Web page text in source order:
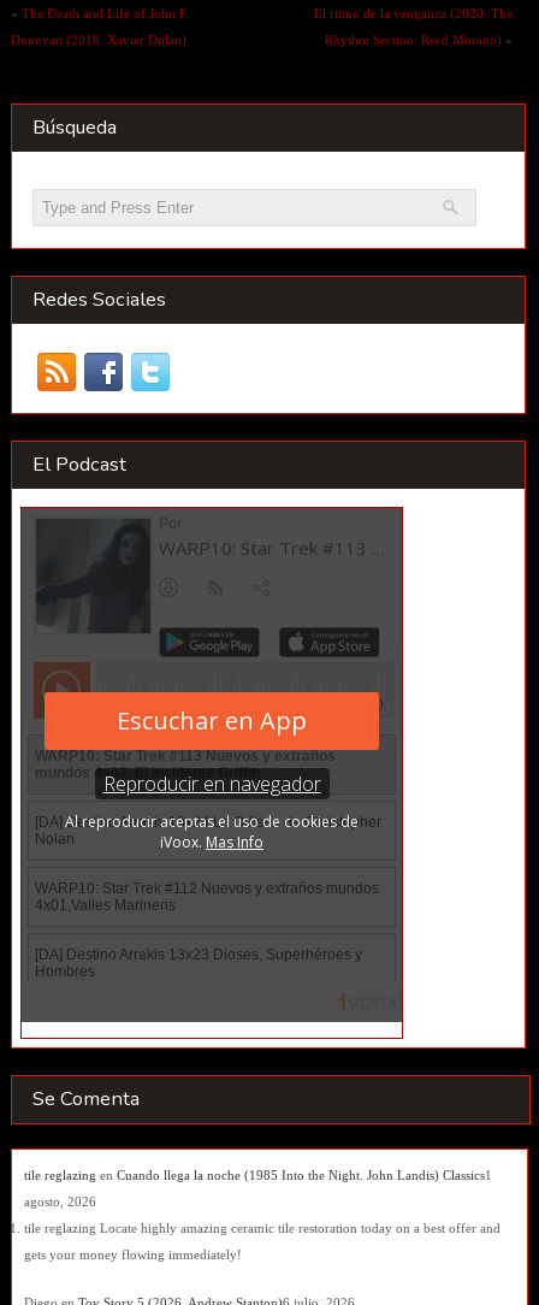
« The Death and Life of John F.
Donovan (2018. Xavier Dolan)
El ritmo de la venganza (2020. The
Rhythm Section. Reed Morano) »
Búsqueda
Redes Sociales
El Podcast
Se Comenta
tile reglazing en Cuando llega la noche (1985 Into the Night. John Landis) Classics1
agosto, 2026
tile reglazing Locate highly amazing ceramic tile restoration today on a best offer and
gets your money flowing immediately!